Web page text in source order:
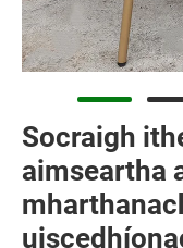
Socraigh
aimseartha